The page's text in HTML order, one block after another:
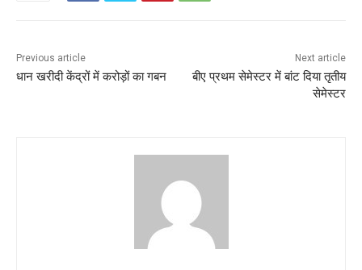
Previous article
धान खरीदी केंद्रों में करोड़ों का गबन
Next article
बीए प्रथम सेमेस्टर में बांट दिया तृतीय
सेमेस्टर